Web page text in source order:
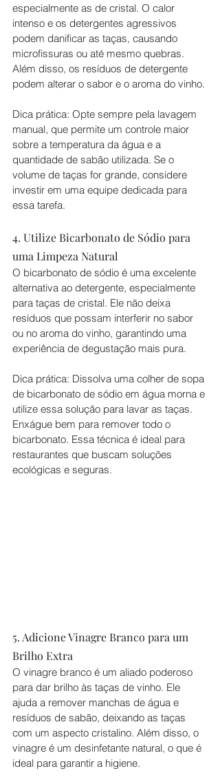
especialmente as de cristal. O calor
intenso e os detergentes agressivos
podem danificar as taças, causando
microfissuras ou até mesmo quebras.
Além disso, os resíduos de detergente
podem alterar o sabor e o aroma do vinho.
Dica prática: Opte sempre pela lavagem
manual, que permite um controle maior
sobre a temperatura da água e a
quantidade de sabão utilizada. Se o
volume de taças for grande, considere
investir em uma equipe dedicada para
essa tarefa.
4. Utilize Bicarbonato de Sódio para
uma Limpeza Natural
O bicarbonato de sódio é uma excelente
alternativa ao detergente, especialmente
para taças de cristal. Ele não deixa
resíduos que possam interferir no sabor
ou no aroma do vinho, garantindo uma
experiência de degustação mais pura.
Dica prática: Dissolva uma colher de sopa
de bicarbonato de sódio em água morna e
utilize essa solução para lavar as taças.
Enxágue bem para remover todo o
bicarbonato. Essa técnica é ideal para
restaurantes que buscam soluções
ecológicas e seguras.
5. Adicione Vinagre Branco para um
Brilho Extra
O vinagre branco é um aliado poderoso
para dar brilho às taças de vinho. Ele
ajuda a remover manchas de água e
resíduos de sabão, deixando as taças
com um aspecto cristalino. Além disso, o
vinagre é um desinfetante natural, o que é
ideal para garantir a higiene.